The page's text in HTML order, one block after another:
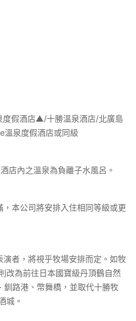
度假酒店▲/十勝溫泉酒店/北廣島
溫泉度假酒店或同級
店內之溫泉為負離子水風呂。
本公司將安排入住相同等級或更
演者，將視乎牧場安排而定。如牧
改為前往日本國寶級丹頂鶴自然
釧路港、幣舞橋，並取代十勝牧
城。